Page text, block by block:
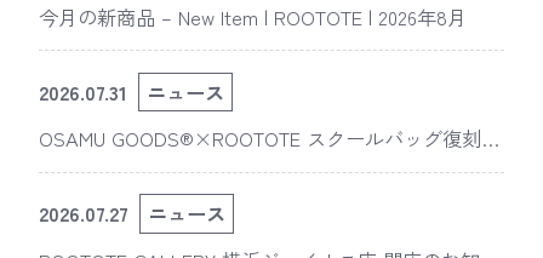
今月の新商品 – New Item | ROOTOTE | 2026年8月
2026.07.31
ニュース
OSAMU GOODS®×ROOTOTE スクールバッグ復刻
版“スライスドアイ”の新デザインが「The 50th Annive
rsary OSAMU GOODS展」に登場
2026.07.27
ニュース